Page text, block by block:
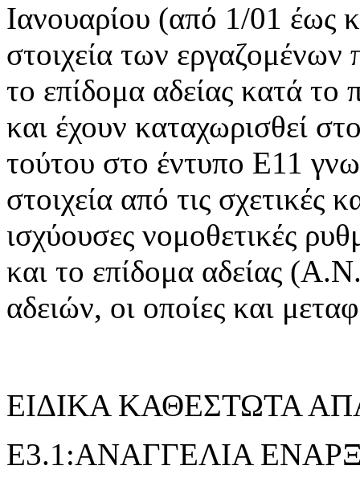
Ιανουαρίου (από 1/01 έως
στοιχεία των εργαζομένων
το επίδομα αδείας κατά το
και έχουν καταχωρισθεί
τούτου στο έντυπο Ε11
στοιχεία από τις σχετικές
ισχύουσες νομοθετικές
και το επίδομα αδείας
αδειών, οι οποίες και
ΕΙΔΙΚΑ ΚΑΘΕΣΤΩΤΑ
E3.1:ΑΝΑΓΓΕΛΙΑ